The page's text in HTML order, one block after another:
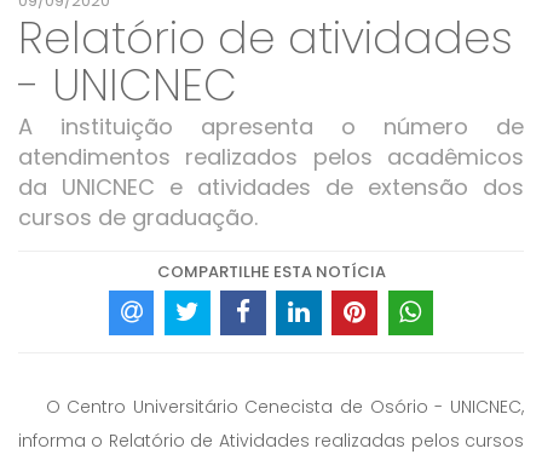
Relatório de atividades
- UNICNEC
A instituição apresenta o número de
atendimentos realizados pelos acadêmicos
da UNICNEC e atividades de extensão dos
cursos de graduação.
COMPARTILHE ESTA NOTÍCIA
O Centro Universitário Cenecista de Osório - UNICNEC,
informa o Relatório de Atividades realizadas pelos cursos